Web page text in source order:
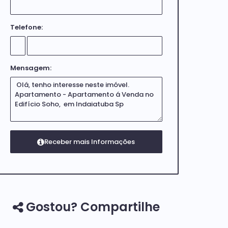
Telefone:
Mensagem:
Gostou? Compartilhe